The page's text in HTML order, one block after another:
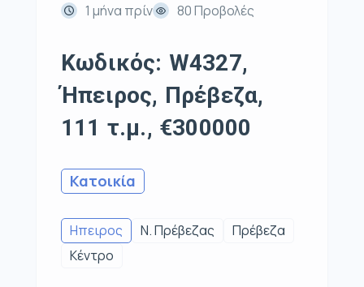
1 μήνα πρίν
80 Προβολές
Κωδικός: W4327,
Ήπειρος, Πρέβεζα,
111 τ.μ., €300000
Κατοικία
Ηπειρος Ν. Πρέβεζας
Πρέβεζα
Κέντρο